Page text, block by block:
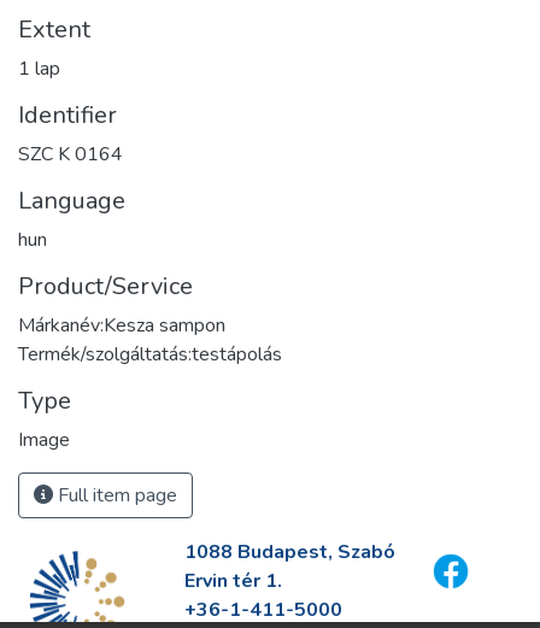
Extent
1 lap
Identifier
SZC K 0164
Language
hun
Product/Service
Márkanév:Kesza sampon
Termék/szolgáltatás:testápolás
Type
Image
Full item page
1088 Budapest, Szabó
Ervin tér 1.
+36-1-411-5000